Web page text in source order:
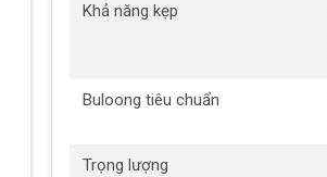
Khả năng kẹp
Buloong tiêu chuẩn
Trọng lượng